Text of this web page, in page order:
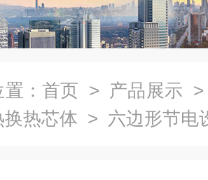
： 首页 > 产品展示
热芯体 > 六边形节电